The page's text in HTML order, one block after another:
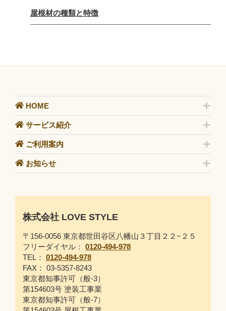
屋根材の種類と特徴
HOME
サービス紹介
ご利用案内
お知らせ
株式会社 LOVE STYLE
〒156-0056 東京都世田谷区八幡山３丁目２２−２５
フリーダイヤル： 0120-494-978
TEL： 0120-494-978
FAX： 03-5357-8243
東京都知事許可（般-3）
第154603号 塗装工事業
東京都知事許可（般-7）